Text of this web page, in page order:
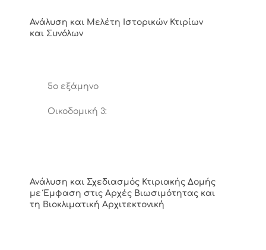
Ανάλυση και Μελέτη Ιστορικών Κτιρίων
και Συνόλων
5ο εξάμηνο
Οικοδομική 3:
Ανάλυση και Σχεδιασμός Κτιριακής Δομής
με Έμφαση στις Αρχές Βιωσιμότητας και
τη Βιοκλιματική Αρχιτεκτονική